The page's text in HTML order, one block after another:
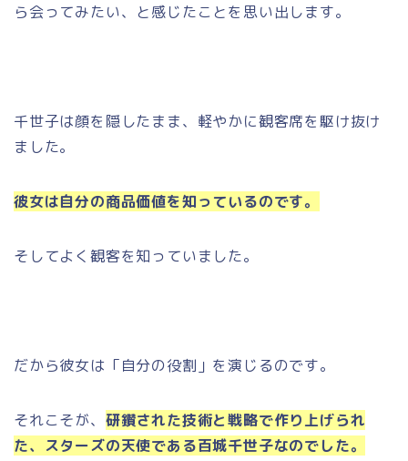
ら会ってみたい、と感じたことを思い出します。
千世子は顔を隠したまま、軽やかに観客席を駆け抜け
ました。
彼女は自分の商品価値を知っているのです。
そしてよく観客を知っていました。
だから彼女は「自分の役割」を演じるのです。
それこそが、 研鑽された技術と戦略で作り上げられ
た、スターズの天使である百城千世子なのでした。